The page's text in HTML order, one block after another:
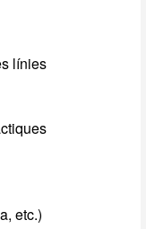
línies
etc.)